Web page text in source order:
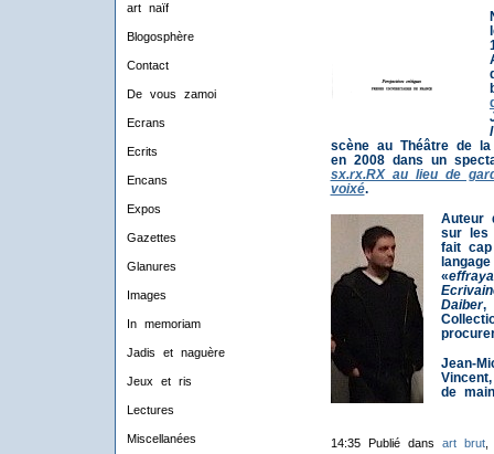
art naïf
Blogosphère
Contact
De vous zamoi
Ecrans
Ecrits
Encans
Expos
Gazettes
Glanures
Images
In memoriam
Jadis et naguère
Jeux et ris
Lectures
Miscellanées
scène au Théâtre de la
en 2008 dans un
sx.rx.RX au lieu de
voixé.
Auteur
sur les
fait
«
Daiber,
Jean-
de
14:35 Publié dans art brut